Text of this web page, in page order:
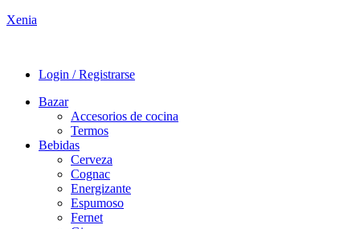
Xenia
Login / Registrarse
Bazar
Accesorios de cocina
Termos
Bebidas
Cerveza
Cognac
Energizante
Espumoso
Fernet